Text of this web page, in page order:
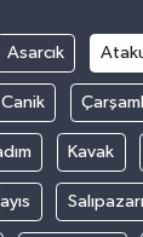
Asarcık
Canik
Kavak
Salıpazarı